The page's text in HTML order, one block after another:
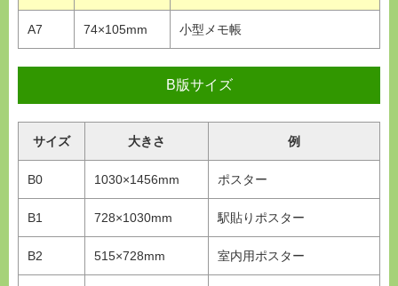
A7 74×105mm 小型メモ帳
B版サイズ
サイズ 大きさ 例
B0 1030×1456mm ポスター
B1 728×1030mm 駅貼りポスター
B2 515×728mm 室内用ポスター